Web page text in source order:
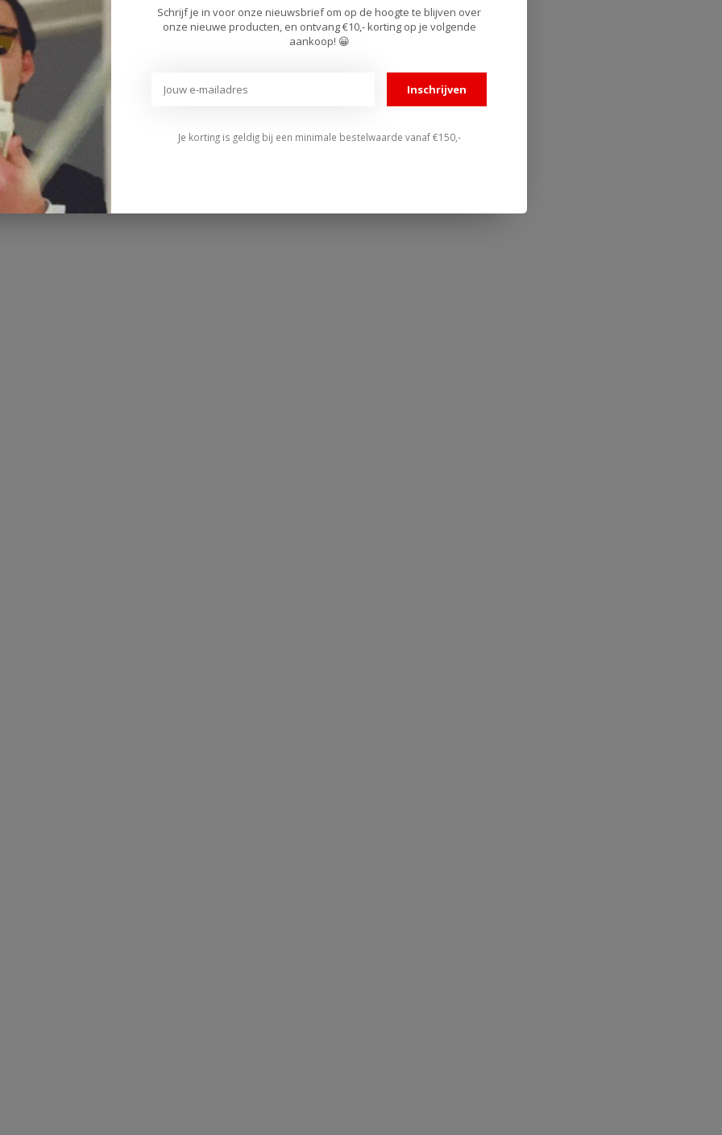
Schrijf je in voor onze nieuwsbrief om op de hoogte te blijven over
onze nieuwe producten, en ontvang €10,- korting op je volgende
aankoop! 😀
Inschrijven
Je korting is geldig bij een minimale bestelwaarde vanaf €150,-